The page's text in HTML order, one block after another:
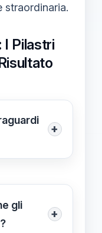
straordinaria.
I Pilastri
+
obiettivi
criteri che
gli
+